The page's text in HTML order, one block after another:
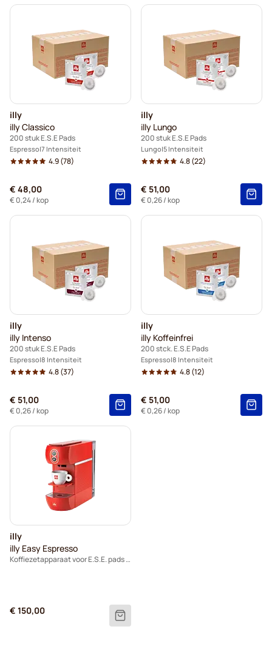
illy
illy Classico
200 stuk E.S.E Pads
Espresso 7 Intensiteit
4.9(78)
€ 48,00
€ 0,24/ kop
illy
illy Lungo
200 stuk E.S.E Pads
Lungo 5 Intensiteit
4.8(22)
€ 51,00
€ 0,26/ kop
illy
illy Intenso
200 stuk E.S.E Pads
Espresso 8 Intensiteit
4.8(37)
€ 51,00
€ 0,26/ kop
illy
illy Koffeinfrei
200 stck. E.S.E Pads
Espresso 8 Intensiteit
4.8(12)
€ 51,00
€ 0,26/ kop
illy
illy Easy Espresso
Koffiezetapparaat voor E.S.E. pads - rood
€ 150,00